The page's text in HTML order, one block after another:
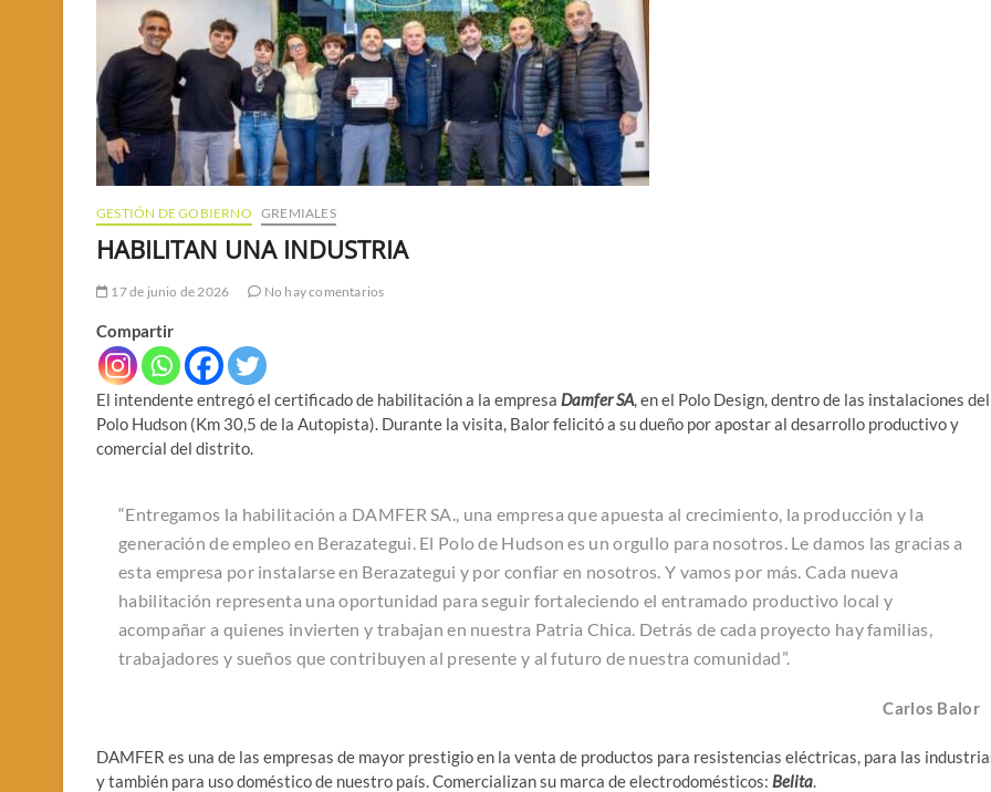
GESTIÓN DE GOBIERNO GREMIALES
HABILITAN UNA INDUSTRIA
17 de junio de 2026 No hay comentarios
Compartir
El intendente entregó el certificado de habilitación a la empresa Damfer SA, en el Polo Design, dentro de las instalaciones del
Polo Hudson (Km 30,5 de la Autopista). Durante la visita, Balor felicitó a su dueño por apostar al desarrollo productivo y
comercial del distrito.
“Entregamos la habilitación a DAMFER SA., una empresa que apuesta al crecimiento, la producción y la
generación de empleo en Berazategui. El Polo de Hudson es un orgullo para nosotros. Le damos las gracias a
esta empresa por instalarse en Berazategui y por confiar en nosotros. Y vamos por más. Cada nueva
habilitación representa una oportunidad para seguir fortaleciendo el entramado productivo local y
acompañar a quienes invierten y trabajan en nuestra Patria Chica. Detrás de cada proyecto hay familias,
trabajadores y sueños que contribuyen al presente y al futuro de nuestra comunidad”.
Carlos Balor
DAMFER es una de las empresas de mayor prestigio en la venta de productos para resistencias eléctricas, para las
y también para uso doméstico de nuestro país. Comercializan su marca de electrodomésticos: Belita.